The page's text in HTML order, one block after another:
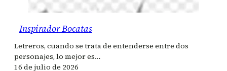
Inspirador Bocatas
Letreros, cuando se trata de entenderse entre dos
personajes, lo mejor es…
16 de julio de 2026